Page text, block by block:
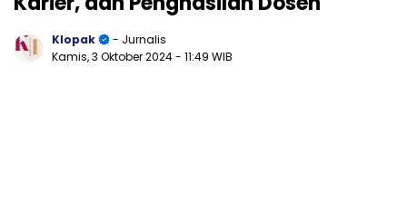
Klopak
- Jurnalis
Kamis, 3 Oktober 2024- 11:49 WIB